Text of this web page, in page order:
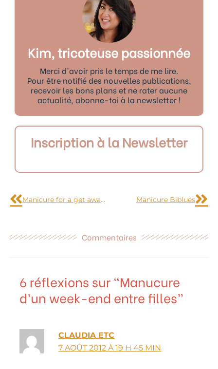
Kim, tricoteuse passionnée
Merci d'avoir pris le temps de me lire.
Pour être notifié des nouvelles publications,
recevoir les bons plans et ne rater aucune
actualité, abonne-toi à la newsletter !
Inscription à la Newsletter
Manicure for a get away between girlfriends Manicure Biblues
Commentaires
6 réflexions sur “Manucure
d’un week-end entre filles”
CLAUDIA ETC
7 AOÛT 2012 À 19 H 45 MIN